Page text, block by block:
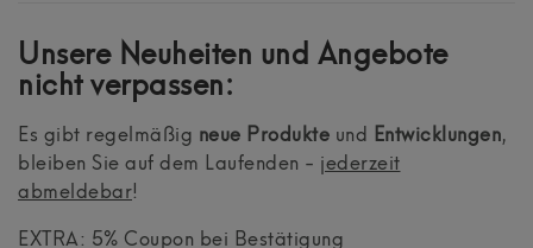
Unsere Neuheiten und Angebote
nicht verpassen:
Es gibt regelmäßig neue Produkte und Entwicklungen,
bleiben Sie auf dem Laufenden - jederzeit
abmeldebar!
EXTRA: 5% Coupon bei Bestätigung